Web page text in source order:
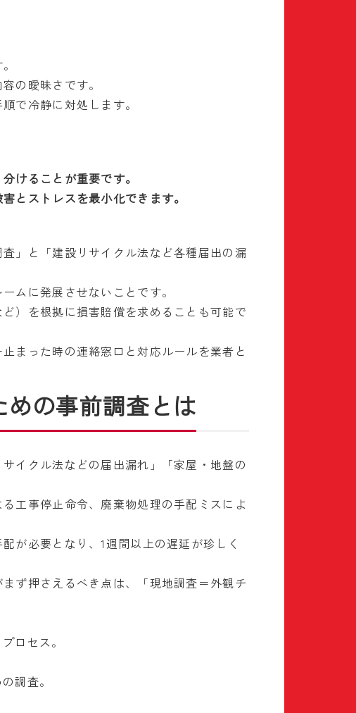
の曖昧さです。
で冷静に対処します。
けることが重要です。
とストレスを最小化できます。
」と「建設リサイクル法など各種届出の漏
ムに発展させないことです。
）を根拠に損害賠償を求めることも可能で
まった時の連絡窓口と対応ルールを業者と
の事前調査とは
イクル法などの届出漏れ」「家屋・地盤の
工事停止命令、廃棄物処理の手配ミスによ
が必要となり、1週間以上の遅延が珍しく
ず押さえるべき点は、「現地調査＝外観チ
ロセス。
調査。